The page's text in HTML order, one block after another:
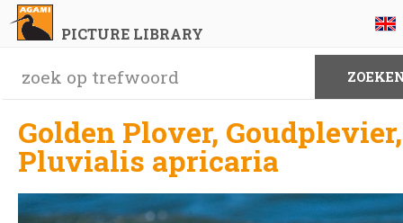
PICTURE LIBRARY
Golden Plover, Goudplevier,
Pluvialis apricaria